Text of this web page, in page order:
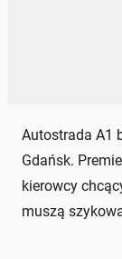
Autostrada A1
Gdańsk.
kierowcy
muszą